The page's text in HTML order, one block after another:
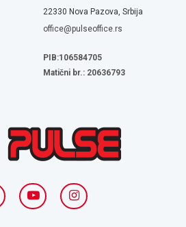
22330 Nova Pazova, Srbija
office@pulseoffice.rs
PIB:106584705
Matični br.: 20636793